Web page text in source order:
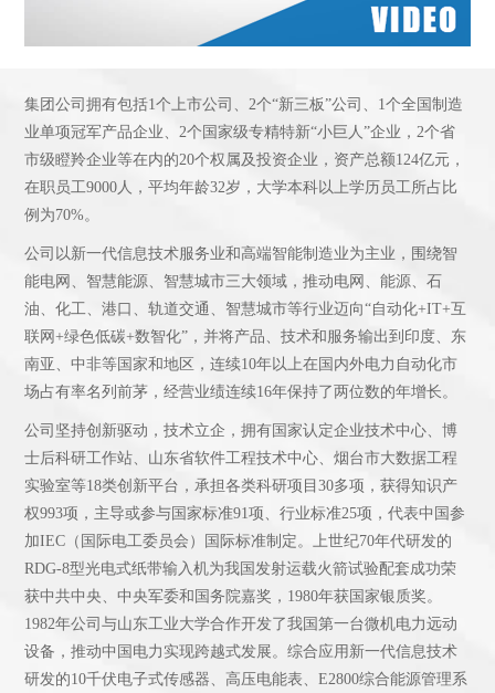
集团公司拥有包括1个上市公司、2个“新三板”公司、1个全国制造
业单项冠军产品企业、2个国家级专精特新“小巨人”企业，2个省
市级瞪羚企业等在内的20个权属及投资企业，资产总额124亿元，
在职员工9000人，平均年龄32岁，大学本科以上学历员工所占比
例为70%。
公司以新一代信息技术服务业和高端智能制造业为主业，围绕智
能电网、智慧能源、智慧城市三大领域，推动电网、能源、石
油、化工、港口、轨道交通、智慧城市等行业迈向“自动化+IT+互
联网+绿色低碳+数智化”，并将产品、技术和服务输出到印度、东
南亚、中非等国家和地区，连续10年以上在国内外电力自动化市
场占有率名列前茅，经营业绩连续16年保持了两位数的年增长。
公司坚持创新驱动，技术立企，拥有国家认定企业技术中心、博
士后科研工作站、山东省软件工程技术中心、烟台市大数据工程
实验室等18类创新平台，承担各类科研项目30多项，获得知识产
权993项，主导或参与国家标准91项、行业标准25项，代表中国参
加IEC（国际电工委员会）国际标准制定。上世纪70年代研发的
RDG-8型光电式纸带输入机为我国发射运载火箭试验配套成功荣
获中共中央、中央军委和国务院嘉奖，1980年获国家银质奖。
1982年公司与山东工业大学合作开发了我国第一台微机电力远动
设备，推动中国电力实现跨越式发展。综合应用新一代信息技术
研发的10千伏电子式传感器、高压电能表、E2800综合能源管理系